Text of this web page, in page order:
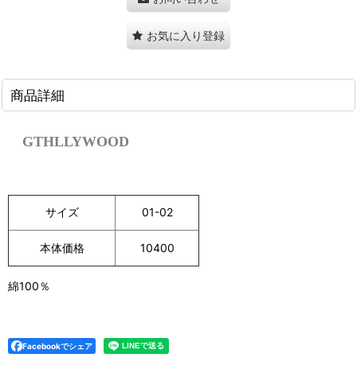
お気に入り登録
商品詳細
GTHLLYWOOD
サイズ 01-02
本体価格 10400
綿100％
Facebookでシェア